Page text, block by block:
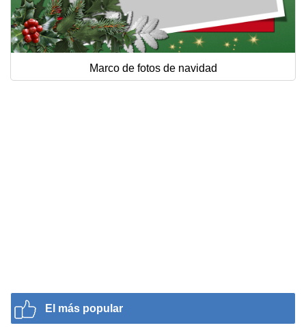
Marco de fotos de navidad
El más popular